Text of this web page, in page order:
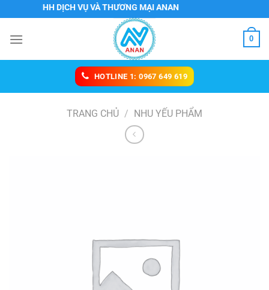
đến
nội
TNHH DỊCH VỤ VÀ THƯƠNG MẠI ANAN
0
HOTLINE 1: 0967 649 619
TRANG CHỦ / NHU YẾU PHẨM